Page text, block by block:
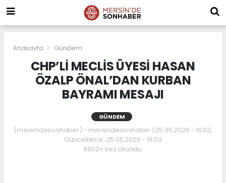
Anasayfa Gündem
CHP’Lİ MECLİS ÜYESİ HASAN
ÖZALP ÖNAL’DAN KURBAN
BAYRAMI MESAJI
GÜNDEM
(mersindesonhaber) - mersindesonhaber | 25.05.2026 - 16:03,
Güncelleme: 25.05.2026 - 16:03
4802+ kez okundu.